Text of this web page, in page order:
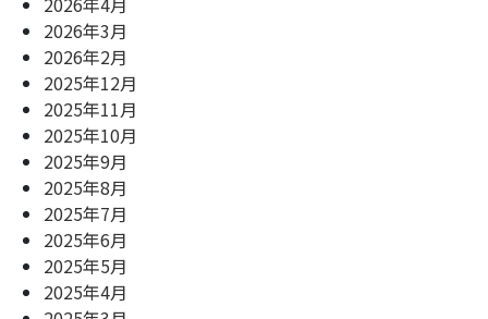
2026年3月
2026年2月
2025年12月
2025年11月
2025年10月
2025年9月
2025年8月
2025年7月
2025年6月
2025年5月
2025年4月